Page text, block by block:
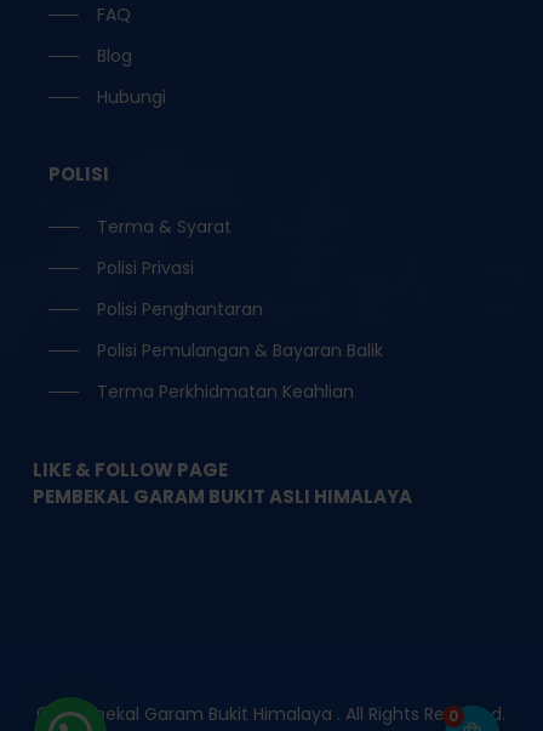
FAQ
Blog
Hubungi
POLISI
Terma & Syarat
Polisi Privasi
Polisi Penghantaran
Polisi Pemulangan & Bayaran Balik
Terma Perkhidmatan Keahlian
LIKE & FOLLOW PAGE
PEMBEKAL GARAM BUKIT ASLI HIMALAYA
© Pembekal Garam Bukit Himalaya . All Rights Reserved.
0